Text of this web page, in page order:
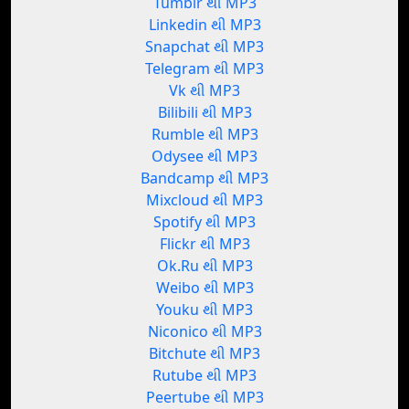
Linkedin થી MP3
Snapchat થી MP3
Telegram થી MP3
Vk થી MP3
Bilibili થી MP3
Rumble થી MP3
Odysee થી MP3
Bandcamp થી MP3
Mixcloud થી MP3
Spotify થી MP3
Flickr થી MP3
Ok.Ru થી MP3
Weibo થી MP3
Youku થી MP3
Niconico થી MP3
Bitchute થી MP3
Rutube થી MP3
Peertube થી MP3